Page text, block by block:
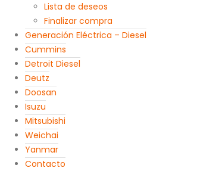
Lista de deseos
Finalizar compra
Generación Eléctrica – Diesel
Cummins
Detroit Diesel
Deutz
Doosan
Isuzu
Mitsubishi
Weichai
Yanmar
Contacto